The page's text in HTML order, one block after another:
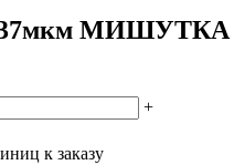
37мкм МИШУТКА
+
к заказу